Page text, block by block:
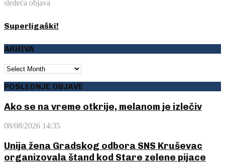
sledeća objava
Superligaški!
ARHIVA
ARHIVA
POSLEDNJE OBJAVE
Ako se na vreme otkrije, melanom je izlečiv
08/08/2026 14:35
Unija žena Gradskog odbora SNS Kruševac
organizovala štand kod Stare zelene pijace